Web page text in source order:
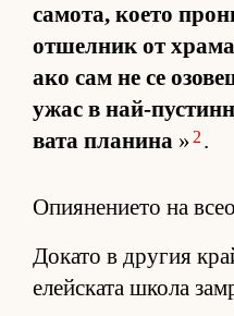
са­мо­та, ко­ето
от­шел­ник от
ако сам не се
ужас в най-
вата пла­нина » 2 .
Опиянението на
До­като в дру­гия
елейс­ката школа